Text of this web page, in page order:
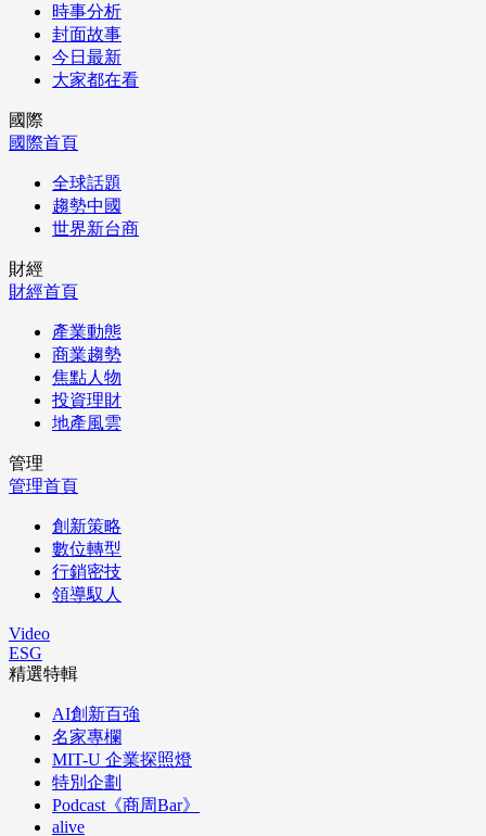
時事分析
封面故事
今日最新
大家都在看
國際
國際首頁
全球話題
趨勢中國
世界新台商
財經
財經首頁
產業動態
商業趨勢
焦點人物
投資理財
地產風雲
管理
管理首頁
創新策略
數位轉型
行銷密技
領導馭人
Video
ESG
精選特輯
AI創新百強
名家專欄
MIT-U 企業探照燈
特別企劃
Podcast《商周Bar》
alive